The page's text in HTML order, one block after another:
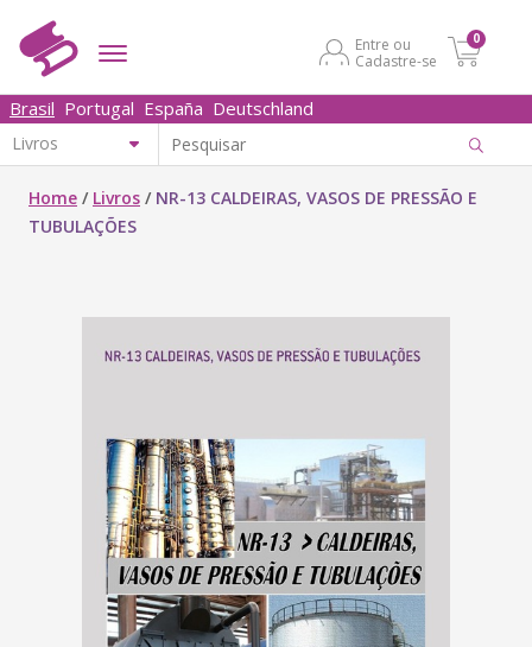
Entre ou
Cadastre-se
0
Brasil Portugal España Deutschland
Home / Livros / NR-13 CALDEIRAS, VASOS DE PRESSÃO E
TUBULAÇÕES